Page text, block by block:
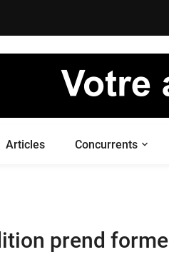
Articles Concurrents
prend forme